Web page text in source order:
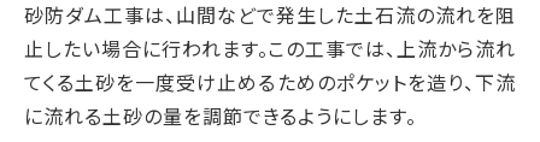
砂防ダム工事は、山間などで発生した土石流の流れを阻
止したい場合に行われます。この工事では、上流から流れ
てくる土砂を一度受け止めるためのポケットを造り、下流
に流れる土砂の量を調節できるようにします。